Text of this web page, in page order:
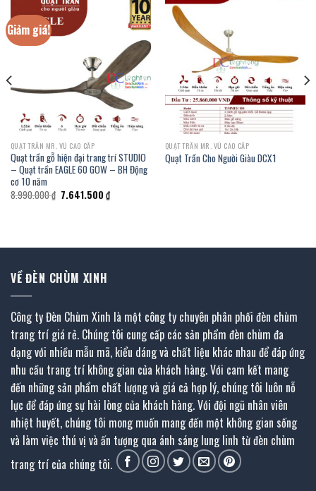
Giảm giá!
QUẠT TRẦN MR. VŨ CAO CẤP
Quạt trần gỗ hiện đại trang trí STUDIO
– Quạt trần EAGLE 60 GOW – BH Động
cơ 10 năm
8.990.000₫ Giá
gốc
7.641.500 ₫Giá
hiện
QUẠT TRẦN MR. VŨ CAO CẤP
Quạt Trần Cho Người Giàu DCX1
VỀ ĐÈN CHÙM XINH
Công ty Đèn Chùm Xinh là một công ty chuyên phân phối đèn chùm
trang trí giá rẻ. Chúng tôi cung cấp các sản phẩm đèn chùm đa
dạng với nhiều mẫu mã, kiểu dáng và chất liệu khác nhau để đáp ứng
nhu cầu trang trí không gian của khách hàng. Với cam kết mang
đến những sản phẩm chất lượng và giá cả hợp lý, chúng tôi luôn nỗ
lực để đáp ứng sự hài lòng của khách hàng. Với đội ngũ nhân viên
nhiệt huyết, chúng tôi mong muốn mang đến một không gian sống
và làm việc thú vị và ấn tượng qua ánh sáng lung linh từ đèn chùm
trang trí của chúng tôi.